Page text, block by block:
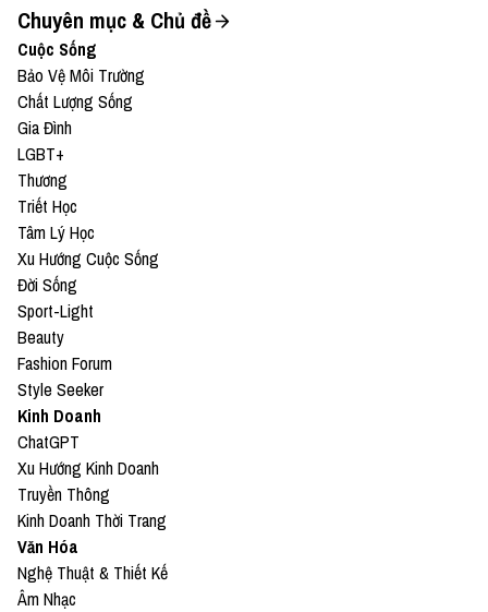
Chuyên mục & Chủ đề
Cuộc Sống
Bảo Vệ Môi Trường
Chất Lượng Sống
Gia Đình
LGBT+
Thương
Triết Học
Tâm Lý Học
Xu Hướng Cuộc Sống
Đời Sống
Sport-Light
Beauty
Fashion Forum
Style Seeker
Kinh Doanh
ChatGPT
Xu Hướng Kinh Doanh
Truyền Thông
Kinh Doanh Thời Trang
Văn Hóa
Nghệ Thuật & Thiết Kế
Âm Nhạc